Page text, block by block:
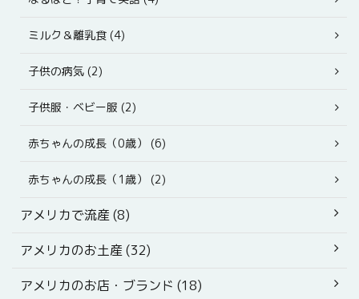
ミルク＆離乳食 (4)
子供の病気 (2)
子供服・ベビー服 (2)
赤ちゃんの成長（0歳） (6)
赤ちゃんの成長（1歳） (2)
アメリカで流産 (8)
アメリカのお土産 (32)
アメリカのお店・ブランド (18)